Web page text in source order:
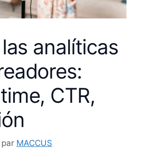
analíticas
CTR,
par MACCUS